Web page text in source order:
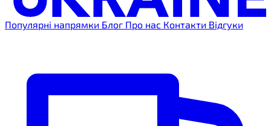
Популярні напрямки Блог Про нас Контакти Відгуки